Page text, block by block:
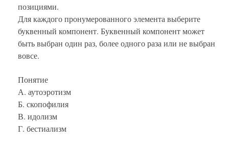
позициями.
Для каждого пронумерованного элемента выберите
буквенный компонент. Буквенный компонент может
быть выбран один раз, более одного раза или не выбран
вовсе.
Понятие
А. аутоэротизм
Б. скопофилия
В. идолизм
Г. бестиализм